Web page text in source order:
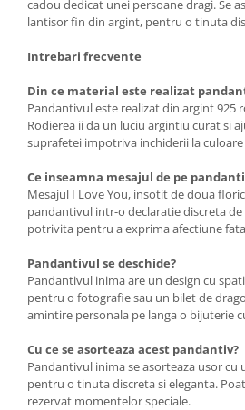
cadou dedicat unei persoane dragi. Se
lantisor fin din argint, pentru o tinuta
Intrebari frecvente
Din ce material este realizat
Pandantivul este realizat din argint 925
Rodierea ii da un luciu argintiu curat si
suprafetei impotriva inchiderii la
Ce inseamna mesajul de pe
Mesajul I Love You, insotit de doua
pandantivul intr-o declaratie discreta de
potrivita pentru a exprima afectiune
Pandantivul se deschide?
Pandantivul inima are un design cu
pentru o fotografie sau un bilet de
amintire personala pe langa o bijuterie
Cu ce se asorteaza acest pandantiv?
Pandantivul inima se asorteaza usor
pentru o tinuta discreta si eleganta.
rezervat momentelor speciale.